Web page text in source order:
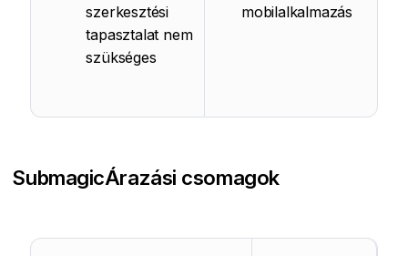
szerkesztési
tapasztalat nem
szükséges
mobilalkalmazás
SubmagicÁrazási csomagok